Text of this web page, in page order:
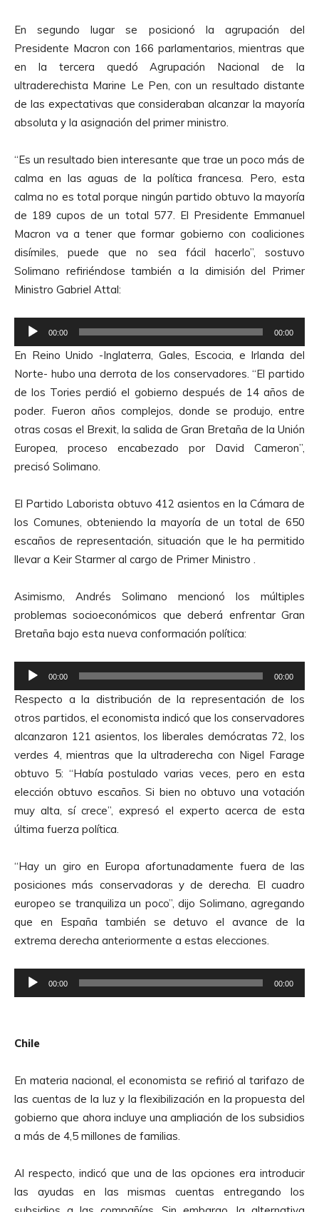
En segundo lugar se posicionó la agrupación del
Presidente Macron con 166 parlamentarios, mientras que
en la tercera quedó Agrupación Nacional de la
ultraderechista Marine Le Pen, con un resultado distante
de las expectativas que consideraban alcanzar la mayoría
absoluta y la asignación del primer ministro.
“Es un resultado bien interesante que trae un poco más de
calma en las aguas de la política francesa. Pero, esta
calma no es total porque ningún partido obtuvo la mayoría
de 189 cupos de un total 577. El Presidente Emmanuel
Macron va a tener que formar gobierno con coaliciones
disímiles, puede que no sea fácil hacerlo”, sostuvo
Solimano refiriéndose también a la dimisión del Primer
Ministro Gabriel Attal:
e
p
r
o
d
u
c
t
r
d
e
A
d
i
o
00:00 00:00
En Reino Unido -Inglaterra, Gales, Escocia, e Irlanda del
Norte- hubo una derrota de los conservadores. “El partido
de los Tories perdió el gobierno después de 14 años de
poder. Fueron años complejos, donde se produjo, entre
otras cosas el Brexit, la salida de Gran Bretaña de la Unión
Europea, proceso encabezado por David Cameron”,
precisó Solimano.
El Partido Laborista obtuvo 412 asientos en la Cámara de
los Comunes, obteniendo la mayoría de un total de 650
escaños de representación, situación que le ha permitido
llevar a Keir Starmer al cargo de Primer Ministro .
Asimismo, Andrés Solimano mencionó los múltiples
problemas socioeconómicos que deberá enfrentar Gran
Bretaña bajo esta nueva conformación política:
e
p
r
o
d
u
c
t
o
d
e
A
u
d
i
00:00 00:00
Respecto a la distribución de la representación de los
otros partidos, el economista indicó que los conservadores
alcanzaron 121 asientos, los liberales demócratas 72, los
verdes 4, mientras que la ultraderecha con Nigel Farage
obtuvo 5: “Había postulado varias veces, pero en esta
elección obtuvo escaños. Si bien no obtuvo una votación
muy alta, sí crece”, expresó el experto acerca de esta
última fuerza política.
“Hay un giro en Europa afortunadamente fuera de las
posiciones más conservadoras y de derecha. El cuadro
europeo se tranquiliza un poco”, dijo Solimano, agregando
que en España también se detuvo el avance de la
extrema derecha anteriormente a estas elecciones.
e
o
u
c
t
o
d
e
00:00 00:00
Chile
En materia nacional, el economista se refirió al tarifazo de
las cuentas de la luz y la flexibilización en la propuesta del
gobierno que ahora incluye una ampliación de los subsidios
a más de 4,5 millones de familias.
Al respecto, indicó que una de las opciones era introducir
las ayudas en las mismas cuentas entregando los